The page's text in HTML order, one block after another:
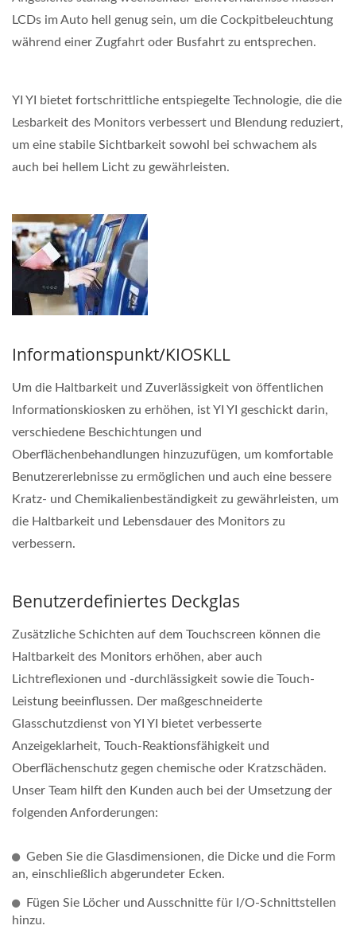
LCDs im Auto hell genug sein, um die Cockpitbeleuchtung
während einer Zugfahrt oder Busfahrt zu entsprechen.
YI YI bietet fortschrittliche entspiegelte Technologie, die die
Lesbarkeit des Monitors verbessert und Blendung reduziert,
um eine stabile Sichtbarkeit sowohl bei schwachem als
auch bei hellem Licht zu gewährleisten.
Informationspunkt/KIOSKLL
Um die Haltbarkeit und Zuverlässigkeit von öffentlichen
Informationskiosken zu erhöhen, ist YI YI geschickt darin,
verschiedene Beschichtungen und
Oberflächenbehandlungen hinzuzufügen, um komfortable
Benutzererlebnisse zu ermöglichen und auch eine bessere
Kratz- und Chemikalienbeständigkeit zu gewährleisten, um
die Haltbarkeit und Lebensdauer des Monitors zu
verbessern.
Benutzerdefiniertes Deckglas
Zusätzliche Schichten auf dem Touchscreen können die
Haltbarkeit des Monitors erhöhen, aber auch
Lichtreflexionen und -durchlässigkeit sowie die Touch-
Leistung beeinflussen. Der maßgeschneiderte
Glasschutzdienst von YI YI bietet verbesserte
Anzeigeklarheit, Touch-Reaktionsfähigkeit und
Oberflächenschutz gegen chemische oder Kratzschäden.
Unser Team hilft den Kunden auch bei der Umsetzung der
folgenden Anforderungen:
Geben Sie die Glasdimensionen, die Dicke und die Form
an, einschließlich abgerundeter Ecken.
Fügen Sie Löcher und Ausschnitte für I/O-Schnittstellen
hinzu.